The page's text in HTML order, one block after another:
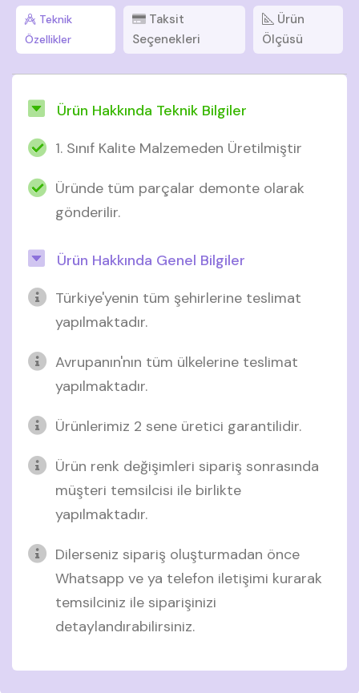
Teknik
Özellikler
Taksit
Seçenekleri
Ürün
Ölçüsü
Ürün Hakkında Teknik Bilgiler
1. Sınıf Kalite Malzemeden Üretilmiştir
Üründe tüm parçalar demonte olarak
gönderilir.
Ürün Hakkında Genel Bilgiler
Türkiye'yenin tüm şehirlerine teslimat
yapılmaktadır.
Avrupanın'nın tüm ülkelerine teslimat
yapılmaktadır.
Ürünlerimiz 2 sene üretici garantilidir.
Ürün renk değişimleri sipariş sonrasında
müşteri temsilcisi ile birlikte
yapılmaktadır.
Dilerseniz sipariş oluşturmadan önce
Whatsapp ve ya telefon iletişimi kurarak
temsilciniz ile siparişinizi
detaylandırabilirsiniz.